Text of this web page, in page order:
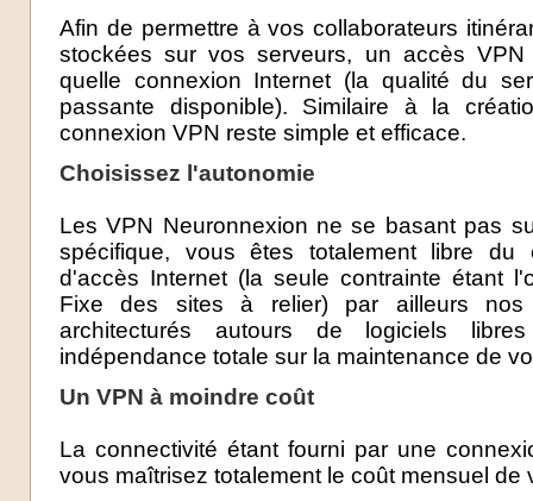
Afin de permettre à vos collaborateurs
stockées sur vos serveurs, un accès
quelle connexion Internet (la qualité du
passante disponible). Similaire à la
connexion VPN reste simple et efficace.
Choisissez l'autonomie
Les VPN Neuronnexion ne se basant pas
spécifique, vous êtes totalement libre du
d'accès Internet (la seule contrainte étant
Fixe des sites à relier) par ailleurs nos
architecturés autours de logiciels
indépendance totale sur la maintenance de
Un VPN à moindre coût
La connectivité étant fourni par une
vous maîtrisez totalement le coût mensuel de